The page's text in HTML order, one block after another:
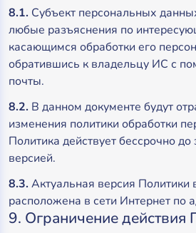
8.1. Субъект персональных
любые разъяснения по
касающимся обработки его
обратившись к владельцу ИС с
почты.
8.2. В данном документе будут
изменения политики обработки
Политика действует бессрочно
версией.
8.3. Актуальная версия Политики
расположена в сети Интернет по
9. Ограничение действия